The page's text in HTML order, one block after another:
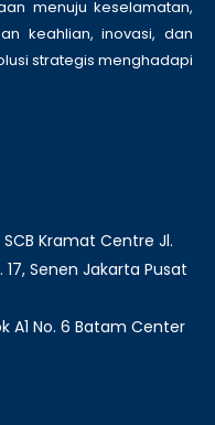
menuju keselamatan,
keahlian, inovasi, dan
strategis menghadapi
Kramat Centre Jl.
Senen Jakarta Pusat
A1 No. 6 Batam Center